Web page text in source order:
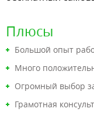
Плюсы
Большой опыт
Много
Огромный выбор
Грамотная